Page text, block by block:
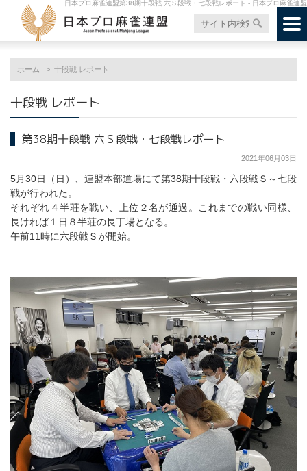
日本プロ麻雀連盟第38期十段戦 六Ｓ段戦・七段戦レポート - 日本プロ麻雀連盟
ホーム 十段戦 レポート
十段戦 レポート
第38期十段戦 六Ｓ段戦・七段戦レポート
2021年06月03日
5月30日（日）、連盟本部道場にて第38期十段戦・六段戦Ｓ～七段
戦が行われた。
それぞれ４半荘を戦い、上位２名が通過。これまでの戦い同様、
長ければ１日８半荘の長丁場となる。
午前11時に六段戦Ｓが開始。